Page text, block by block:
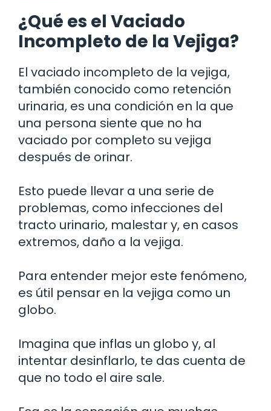
¿Qué es el Vaciado
Incompleto de la Vejiga?
El vaciado incompleto de la vejiga,
también conocido como retención
urinaria, es una condición en la que
una persona siente que no ha
vaciado por completo su vejiga
después de orinar.
Esto puede llevar a una serie de
problemas, como infecciones del
tracto urinario, malestar y, en casos
extremos, daño a la vejiga.
Para entender mejor este fenómeno,
es útil pensar en la vejiga como un
globo.
Imagina que inflas un globo y, al
intentar desinflarlo, te das cuenta de
que no todo el aire sale.